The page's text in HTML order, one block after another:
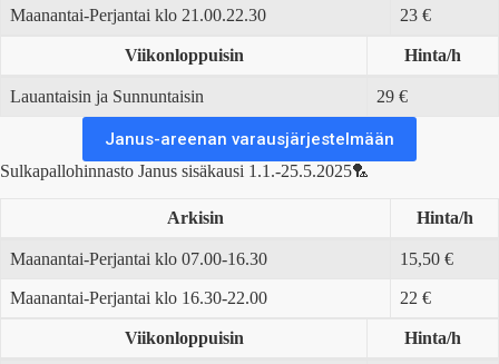
Maanantai-Perjantai klo 21.00.22.30 23 €
Viikonloppuisin Hinta/h
Lauantaisin ja Sunnuntaisin 29 €
Janus-areenan varausjärjestelmään
Sulkapallohinnasto Janus sisäkausi 1.1.-25.5.2025🏸
Arkisin Hinta/h
Maanantai-Perjantai klo 07.00-16.30 15,50 €
Maanantai-Perjantai klo 16.30-22.00 22 €
Viikonloppuisin Hinta/h